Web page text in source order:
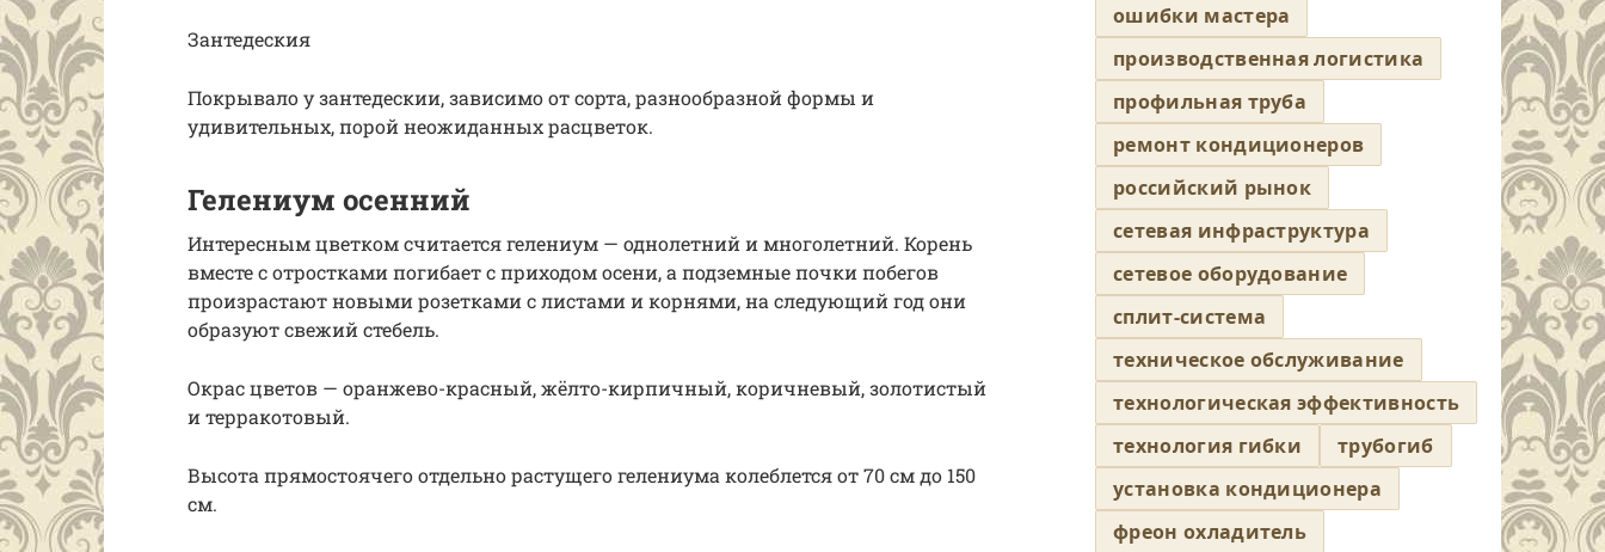
Зантедеския
Покрывало у зантедескии, зависимо от сорта, разнообразной формы и
удивительных, порой неожиданных расцветок.
Гелениум осенний
Интересным цветком считается гелениум — однолетний и многолетний. Корень
вместе с отростками погибает с приходом осени, а подземные почки побегов
произрастают новыми розетками с листами и корнями, на следующий год они
образуют свежий стебель.
Окрас цветов — оранжево-красный, жёлто-кирпичный, коричневый, золотистый
и терракотовый.
Высота прямостоячего отдельно растущего гелениума колеблется от 70 см до 150
см.
ошибки мастера
производственная логистика
профильная труба
ремонт кондиционеров
российский рынок
сетевая инфраструктура
сетевое оборудование
сплит-система
техническое обслуживание
технологическая эффективность
технология гибки
трубогиб
установка кондиционера
фреон охладитель